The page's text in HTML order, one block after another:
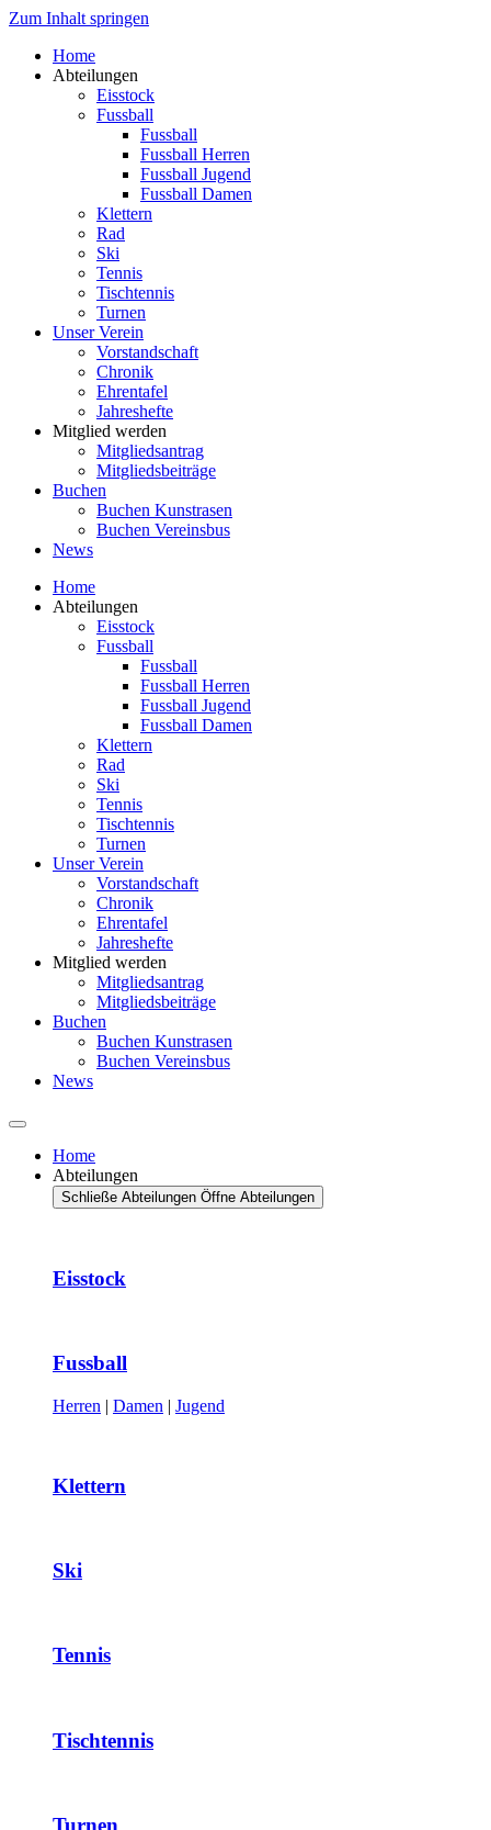
Zum Inhalt springen
Home
Abteilungen
Eisstock
Fussball
Fussball
Fussball Herren
Fussball Jugend
Fussball Damen
Klettern
Rad
Ski
Tennis
Tischtennis
Turnen
Unser Verein
Vorstandschaft
Chronik
Ehrentafel
Jahreshefte
Mitglied werden
Mitgliedsantrag
Mitgliedsbeiträge
Buchen
Buchen Kunstrasen
Buchen Vereinsbus
News
Home
Abteilungen
Eisstock
Fussball
Fussball
Fussball Herren
Fussball Jugend
Fussball Damen
Klettern
Rad
Ski
Tennis
Tischtennis
Turnen
Unser Verein
Vorstandschaft
Chronik
Ehrentafel
Jahreshefte
Mitglied werden
Mitgliedsantrag
Mitgliedsbeiträge
Buchen
Buchen Kunstrasen
Buchen Vereinsbus
News
Home
Abteilungen
Schließe Abteilungen Öffne Abteilungen
Eisstock
Fussball
Herren | Damen | Jugend
Klettern
Ski
Tennis
Tischtennis